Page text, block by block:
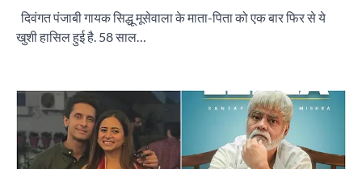
दिवंगत पंजाबी गायक सिद्धू मूसेवाला के माता-पिता को एक बार फिर से ये
खुशी हासिल हुई है. 58 साल…